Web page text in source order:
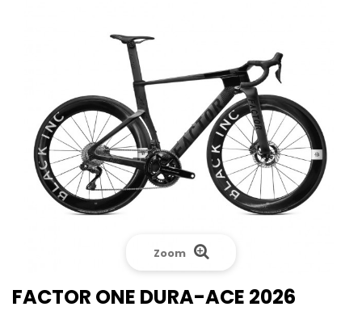
Zoom
FACTOR ONE DURA-ACE 2026